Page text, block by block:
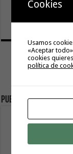
farolas
Publicidad
Cookies
Usamos
«Aceptar
cookies
política de